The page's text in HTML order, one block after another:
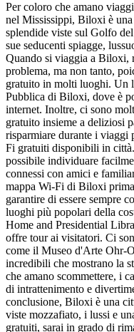
Per coloro che amano
nel Mississippi, Biloxi è una
splendide viste sul Golfo
sue seducenti spiagge,
Quando si viaggia a Biloxi,
problema, ma non tanto,
gratuito in molti luoghi. Un
Pubblica di Biloxi, dove è
internet. Inoltre, ci sono
gratuito insieme a deliziosi
risparmiare durante i viaggi
Fi gratuiti disponibili in
possibile individuare
connessi con amici e
mappa Wi-Fi di Biloxi
garantire di essere sempre
luoghi più popolari della
Home and Presidential
offre tour ai visitatori. Ci
come il Museo d'Arte Ohr-
incredibili che mostrano la
che amano scommettere, i
di intrattenimento e
conclusione, Biloxi è una
viste mozzafiato, i lussi e
gratuiti, sarai in grado di